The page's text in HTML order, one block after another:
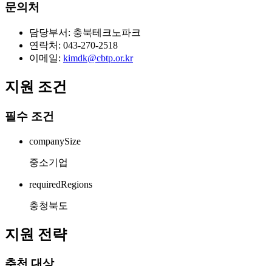
문의처
담당부서: 충북테크노파크
연락처: 043-270-2518
이메일: kimdk@cbtp.or.kr
지원 조건
필수 조건
companySize
중소기업
requiredRegions
충청북도
지원 전략